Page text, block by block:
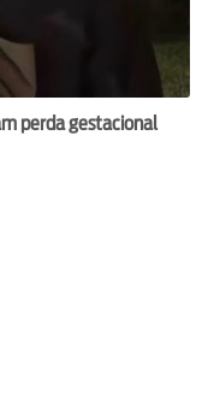
perda gestacional